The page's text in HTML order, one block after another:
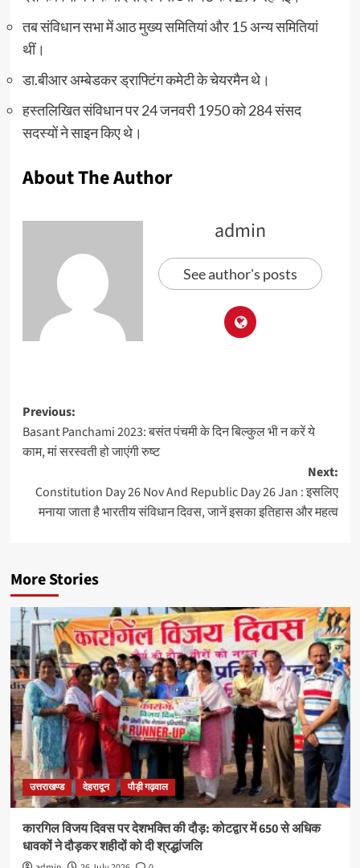
तब संविधान सभा में आठ मुख्य समितियां और 15 अन्य समितियां
थीं।
डा.बीआर अम्बेडकर ड्राफ्टिंग कमेटी के चेयरमैन थे।
हस्तलिखित संविधान पर 24 जनवरी 1950 को 284 संसद
सदस्यों ने साइन किए थे।
About The Author
admin
See author's posts
Previous:
Basant Panchami 2023: बसंत पंचमी के दिन बिल्कुल भी न करें ये
काम, मां सरस्वती हो जाएंगी रुष्ट
Next:
Constitution Day 26 Nov And Republic Day 26 Jan : इसलिए
मनाया जाता है भारतीय संविधान दिवस, जानें इसका इतिहास और महत्व
More Stories
उत्तराखण्ड देहरादून पौड़ी गढ़वाल
कारगिल विजय दिवस पर देशभक्ति की दौड़: कोटद्वार में 650 से अधिक
धावकों ने दौड़कर शहीदों को दी श्रद्धांजलि